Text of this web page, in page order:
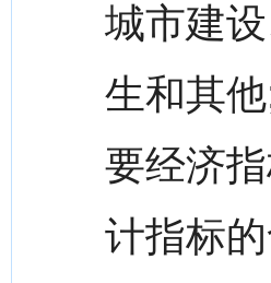
城市建
生和其
要经济
计指标